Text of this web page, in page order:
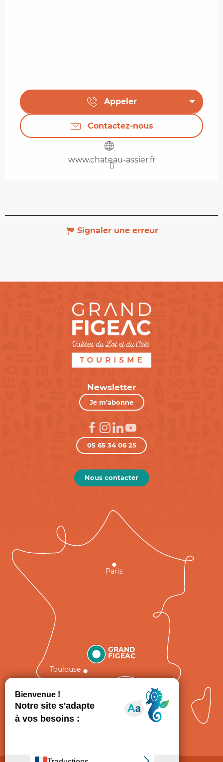
Appeler
Contactez-nous
www.chateau-assier.fr
Signaler une erreur
Newsletter
Je m'abonne
05 65 34 06 25
Nous contacter
GRAND
FIGEAC
Toulouse
Paris